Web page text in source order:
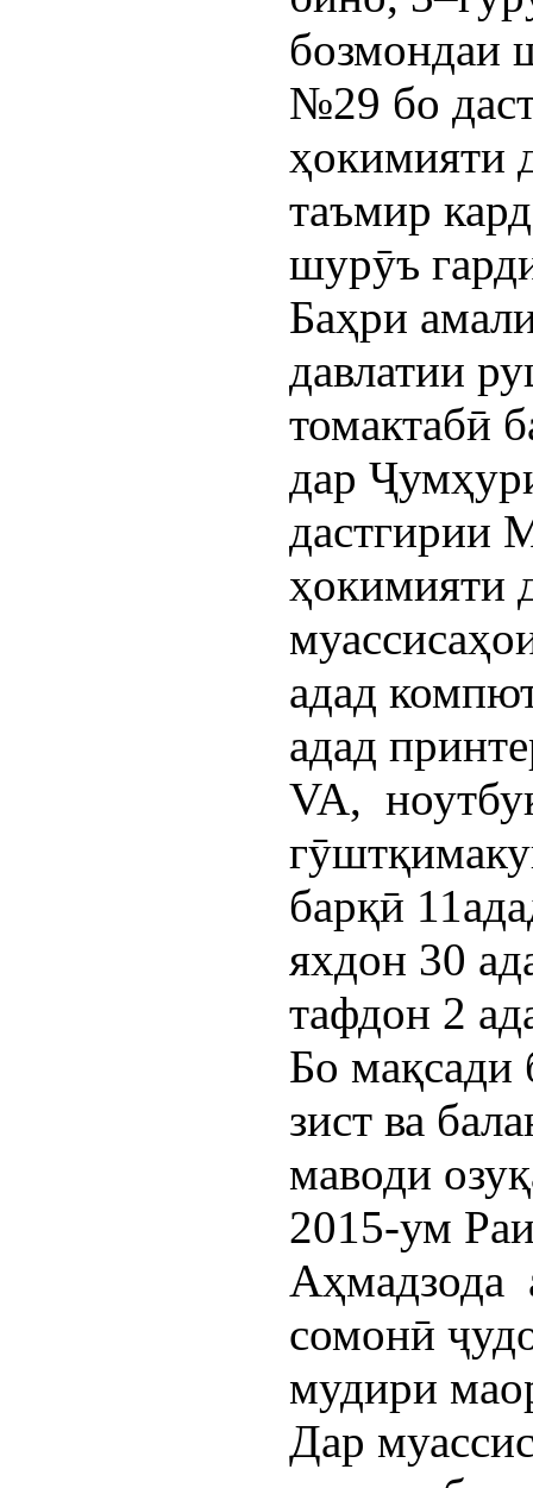
бозмондаи
№29 бо
ҳокимияти
таъмир
шурӯъ
Баҳри
давлатии
томактабӣ
дар
дастгирии
ҳокимияти
адад
адад
VA,
барқӣ
яхдон 30
тафдон 2
Бо мақсади
зист ва
маводи
2015-ум
Аҳмадзода
сомонӣ
мудири
Дар